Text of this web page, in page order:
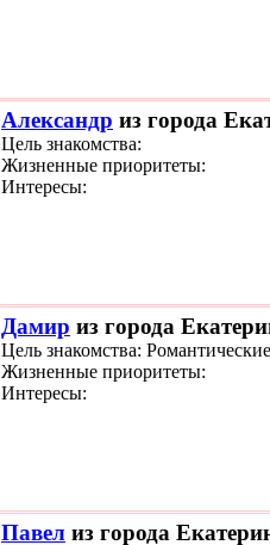
Александр из города
Цель знакомства:
Жизненные приоритеты:
Интересы:
Дамир из города
Цель знакомства:
Жизненные приоритеты:
Интересы:
Павел из города